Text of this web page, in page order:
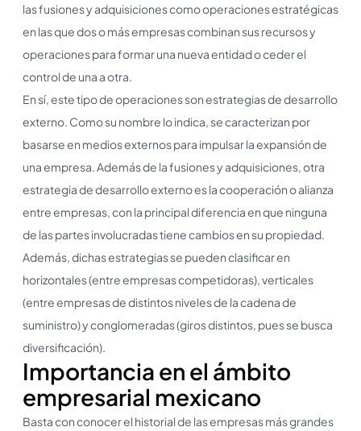
las fusiones y adquisiciones como operaciones estratégicas
en las que dos o más empresas combinan sus recursos y
operaciones para formar una nueva entidad o ceder el
control de una a otra.
En sí, este tipo de operaciones son estrategias de desarrollo
externo. Como su nombre lo indica, se caracterizan por
basarse en medios externos para impulsar la expansión de
una empresa. Además de la fusiones y adquisiciones, otra
estrategia de desarrollo externo es la cooperación o alianza
entre empresas, con la principal diferencia en que ninguna
de las partes involucradas tiene cambios en su propiedad.
Además, dichas estrategias se pueden clasificar en
horizontales (entre empresas competidoras), verticales
(entre empresas de distintos niveles de la cadena de
suministro) y conglomeradas (giros distintos, pues se busca
diversificación).
Importancia en el ámbito
empresarial mexicano
Basta con conocer el historial de las empresas más grandes